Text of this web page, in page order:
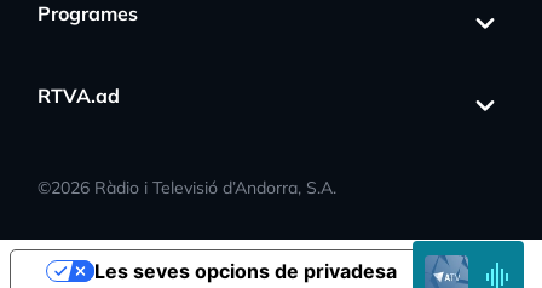
Programes
RTVA.ad
©2026 Ràdio i Televisió d’Andorra, S.A.
EN
DIRECTELes seves opcions de privadesa